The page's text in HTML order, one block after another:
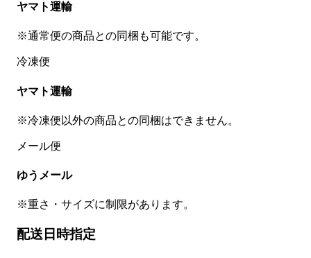
ヤマト運輸
※通常便の商品との同梱も可能です。
冷凍便
ヤマト運輸
※冷凍便以外の商品との同梱はできません。
メール便
ゆうメール
※重さ・サイズに制限があります。
配送日時指定